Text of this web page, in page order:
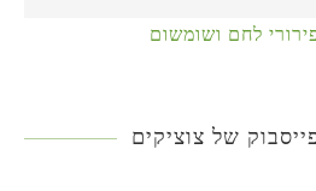
לחם ושומשום
של צוציקים